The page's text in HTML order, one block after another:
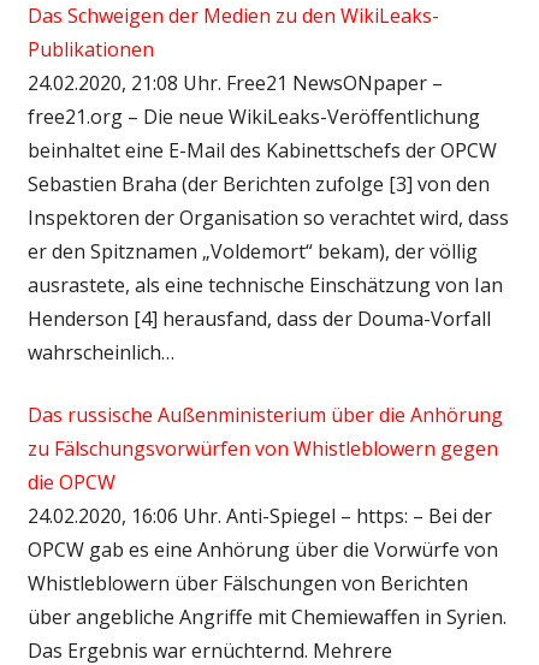
Das Schweigen der Medien zu den WikiLeaks-
Publikationen
24.02.2020, 21:08 Uhr. Free21 NewsONpaper –
free21.org – Die neue WikiLeaks-Veröffentlichung
beinhaltet eine E-Mail des Kabinettschefs der OPCW
Sebastien Braha (der Berichten zufolge [3] von den
Inspektoren der Organisation so verachtet wird, dass
er den Spitznamen „Voldemort“ bekam), der völlig
ausrastete, als eine technische Einschätzung von Ian
Henderson [4] herausfand, dass der Douma-Vorfall
wahrscheinlich…
Das russische Außenministerium über die Anhörung
zu Fälschungsvorwürfen von Whistleblowern gegen
die OPCW
24.02.2020, 16:06 Uhr. Anti-Spiegel – https: – Bei der
OPCW gab es eine Anhörung über die Vorwürfe von
Whistleblowern über Fälschungen von Berichten
über angebliche Angriffe mit Chemiewaffen in Syrien.
Das Ergebnis war ernüchternd. Mehrere